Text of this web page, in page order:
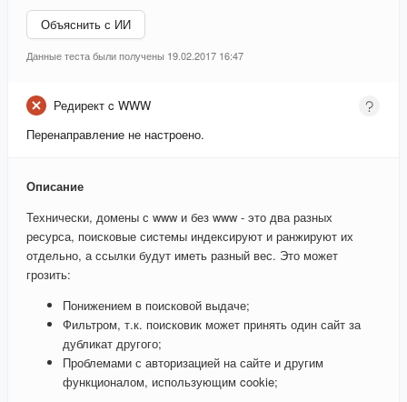
Объяснить с ИИ
Данные теста были получены 19.02.2017 16:47
Редирект c WWW
Перенаправление не настроено.
Описание
Технически, домены с www и без www - это два разных
ресурса, поисковые системы индексируют и ранжируют их
отдельно, а ссылки будут иметь разный вес. Это может
грозить:
Понижением в поисковой выдаче;
Фильтром, т.к. поисковик может принять один сайт за
дубликат другого;
Проблемами с авторизацией на сайте и другим
функционалом, использующим cookie;